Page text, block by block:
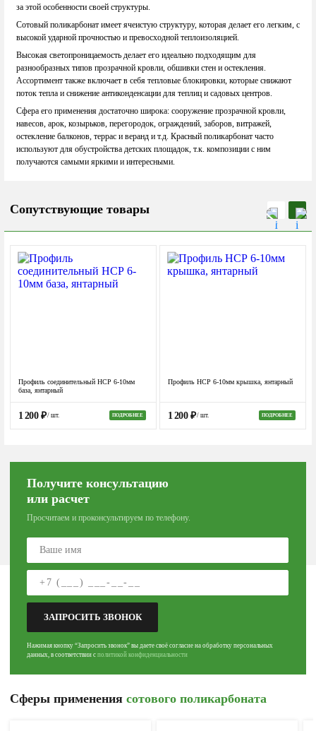
за этой особенности своей структуры.
Сотовый поликарбонат имеет ячеистую структуру, которая делает его легким, с
высокой ударной прочностью и превосходной теплоизоляцией.
Высокая светопроницаемость делает его идеально подходящим для
разнообразных типов прозрачной кровли, обшивки стен и остекления.
Ассортимент также включает в себя тепловые блокировки, которые снижают
поток тепла и снижение антиконденсации для теплиц и садовых центров.
Сфера его применения достаточно широка: сооружение прозрачной кровли,
навесов, арок, козырьков, перегородок, ограждений, заборов, витражей,
остекление балконов, террас и веранд и т.д. Красный поликарбонат часто
используют для обустройства детских площадок, т.к. композиции с ним
получаются самыми яркими и интересными.
Сопутствующие товары
Профиль соединительный НСР 6-10мм
база, янтарный
1 200₽/ шт. ПОДРОБНЕЕ
Профиль НСР 6-10мм крышка, янтарный
1 200₽/ шт. ПОДРОБНЕЕ
Получите консультацию
или расчет
Просчитаем и проконсультируем по телефону.
ЗАПРОСИТЬ ЗВОНОК
Нажимая кнопку “Запросить звонок” вы даете своё согласие на обработку персональных
данных, в соответствии с политикой конфиденциальности
Cферы применения сотового поликарбоната